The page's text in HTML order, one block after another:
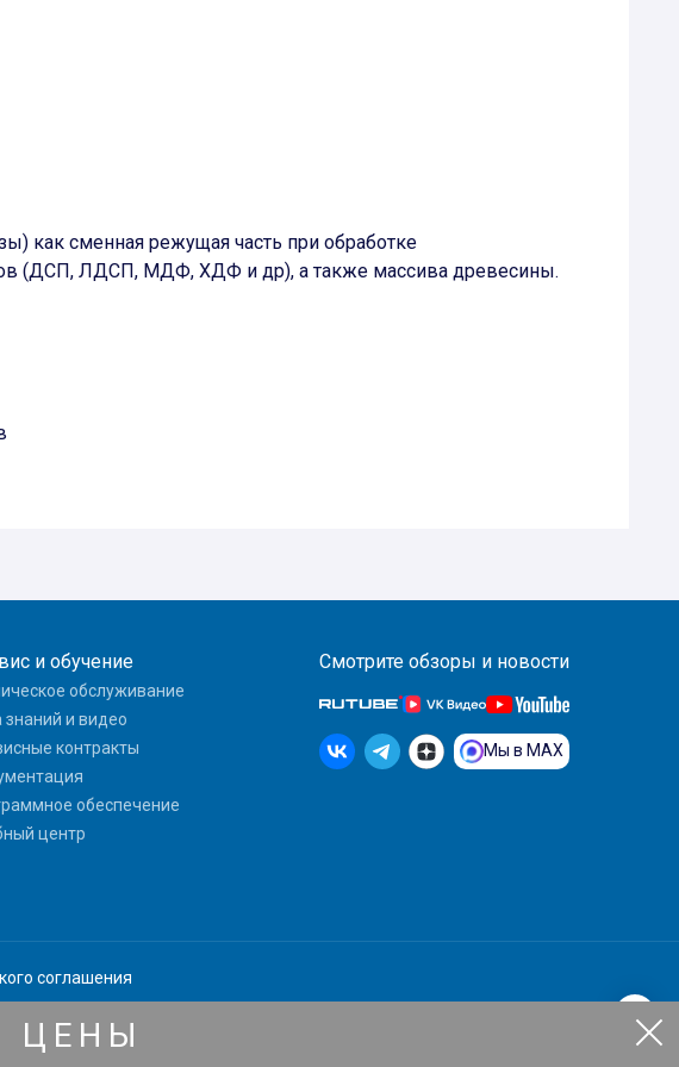
как сменная режущая часть при обработке
(ДСП, ЛДСП, МДФ, ХДФ и др), а также массива древесины.
и обучение
обслуживание
знаний и видео
контракты
обеспечение
центр
Смотрите обзоры и новости
Мы в MAX
соглашения
ЦЕНЫ